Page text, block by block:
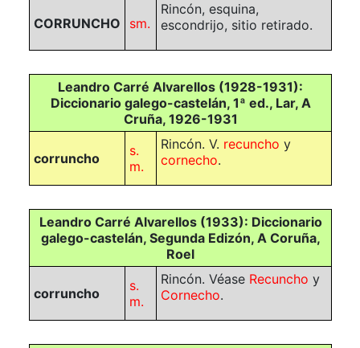
CORRUNCHO sm.
Rincón, esquina,
escondrijo, sitio retirado.
Leandro Carré Alvarellos (1928-1931):
Diccionario galego-castelán, 1ª ed., Lar, A
Cruña, 1926-1931
corruncho
s.
m.
Rincón. V. recuncho y
cornecho.
Leandro Carré Alvarellos (1933): Diccionario
galego-castelán, Segunda Edizón, A Coruña,
Roel
corruncho
s.
m.
Rincón. Véase Recuncho y
Cornecho.